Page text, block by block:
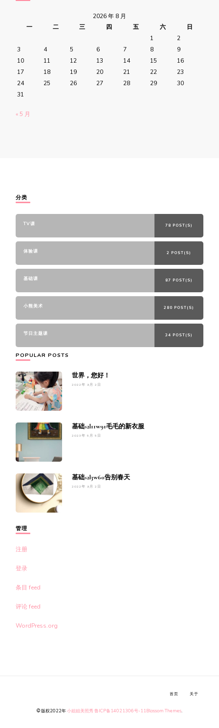
2026 年 8 月
一
二 三 四 五 六
日
1
2
3
4 5 6 7 8
9
10
11 12 13 14 15
16
17
18 19 20 21 22
23
24
25 26 27 28 29
30
31
« 5 月
分类
TV课 78 POST(S)
体验课 2 POST(S)
基础课 87 POST(S)
小熊美术 280 POST(S)
节日主题课 34 POST(S)
POPULAR POSTS
世界，您好！
2022年 9月 2日
基础s2l11w91毛毛的新衣服
2023年 5月 5日
基础s2l3w60告别春天
2022年 9月 2日
管理
注册
登录
条目 feed
评论 feed
WordPress.org
© 版权2022年小姐姐美照秀鲁ICP备14021306号-11 Blossom Themes.
首页 关于